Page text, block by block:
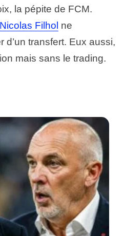
la pépite de FCM.
Nicolas Filhol ne
d’un transfert. Eux aussi,
mais sans le trading.